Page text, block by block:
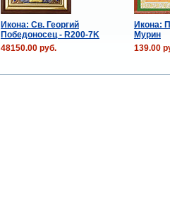
Икона: Св. Георгий
Победоносец - R200-7K
Икона:
Мурин
48150.00 руб.
139.00